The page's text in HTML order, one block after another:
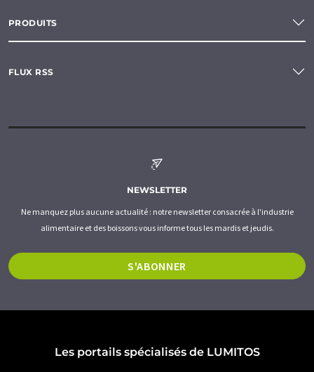
PRODUITS
FLUX RSS
NEWSLETTER
Ne manquez plus aucune actualité : notre newsletter consacrée à l'industrie
alimentaire et des boissons vous informe tous les mardis et jeudis.
S'ABONNER
Les portails spécialisés de LUMITOS